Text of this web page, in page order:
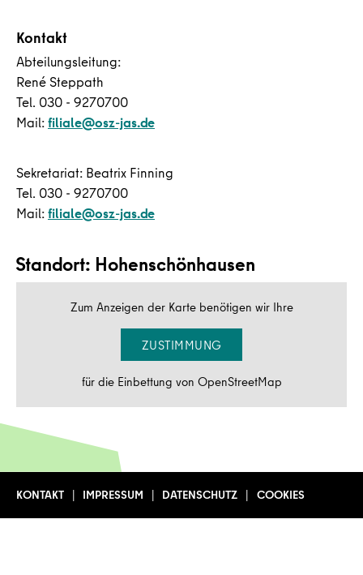
Kontakt
Abteilungsleitung:
René Steppath
Tel. 030 - 9270700
Mail:filiale@osz-jas.de
Sekretariat: Beatrix Finning
Tel. 030 - 9270700
Mail:filiale@osz-jas.de
Standort: Hohenschönhausen
Zum Anzeigen der Karte benötigen wir Ihre
ZUSTIMMUNG
für die Einbettung von OpenStreetMap
KONTAKT IMPRESSUM DATENSCHUTZ COOKIES